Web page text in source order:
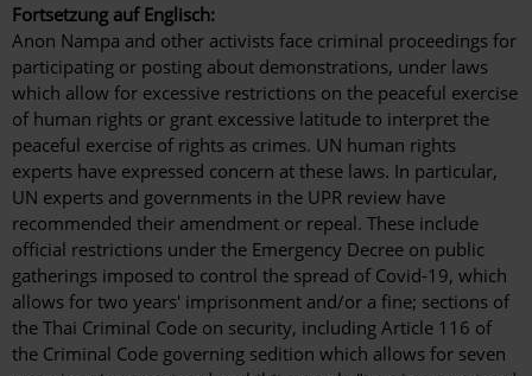
Fortsetzung auf Englisch:
Anon Nampa and other activists face criminal proceedings for
participating or posting about demonstrations, under laws
which allow for excessive restrictions on the peaceful exercise
of human rights or grant excessive latitude to interpret the
peaceful exercise of rights as crimes. UN human rights
experts have expressed concern at these laws. In particular,
UN experts and governments in the UPR review have
recommended their amendment or repeal. These include
official restrictions under the Emergency Decree on public
gatherings imposed to control the spread of Covid-19, which
allows for two years' imprisonment and/or a fine; sections of
the Thai Criminal Code on security, including Article 116 of
the Criminal Code governing sedition which allows for seven